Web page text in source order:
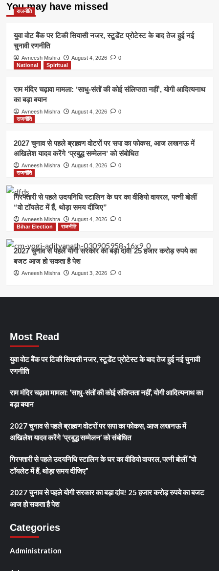
You may have missed
राजनीति
युवा वोट बैंक पर टिकी सियासी नजर, स्टूडेंट प्रोटेस्ट के बाद तेज हुई नई
चुनावी रणनीति
Avneesh Mishra August 4, 2026
0
National
Spiritual
राम मंदिर चढ़ावा मामला: ‘साधु-संतों की कोई संलिप्तता नहीं’, योगी आदित्यनाथ
का बड़ा बयान
Avneesh Mishra August 4, 2026
0
राजनीति
2027 चुनाव से पहले ब्राह्मण वोटरों पर सपा का फोकस, आज लखनऊ में
अखिलेश यादव करेंगे ‘प्रबुद्ध सम्मेलन’ को संबोधित
Avneesh Mishra August 4, 2026
0
राजनीति
गिरफ्तारी से पहले उदयनिधि स्टालिन के घर का वीडियो वायरल, पत्नी बोलीं
“वो टॉयलेट में हैं, थोड़ा समय दीजिए”
Avneesh Mishra August 4, 2026
0
Bihar Election
राजनीति
2027 चुनाव से पहले योगी सरकार का बड़ा दांव! 25 हजार करोड़ रुपये का
बजट आज हो सकता है पेश
Avneesh Mishra August 3, 2026 0
Most Read
युवा वोट बैंक पर टिकी सियासी नजर, स्टूडेंट प्रोटेस्ट के बाद तेज हुई नई चुनावी
रणनीति
राम मंदिर चढ़ावा मामला: ‘साधु-संतों की कोई संलिप्तता नहीं’, योगी आदित्यनाथ का
बड़ा बयान
2027 चुनाव से पहले ब्राह्मण वोटरों पर सपा का फोकस, आज लखनऊ में
अखिलेश यादव करेंगे ‘प्रबुद्ध सम्मेलन’ को संबोधित
गिरफ्तारी से पहले उदयनिधि स्टालिन के घर का वीडियो वायरल, पत्नी बोलीं “वो
टॉयलेट में हैं, थोड़ा समय दीजिए”
2027 चुनाव से पहले योगी सरकार का बड़ा दांव! 25 हजार करोड़ रुपये का बजट
आज हो सकता है पेश
Categories
Administration